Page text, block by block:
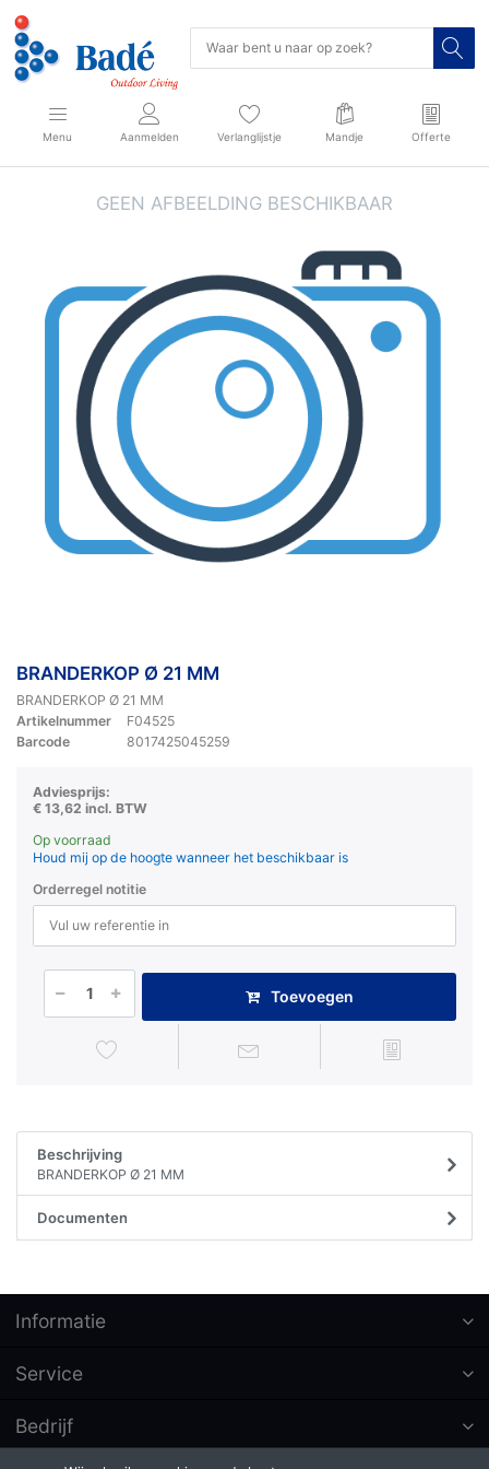
Menu Aanmelden Verlanglijstje Mandje Offerte
BRANDERKOP Ø 21 MM
BRANDERKOP Ø 21 MM
Artikelnummer
F04525
Barcode
8017425045259
Adviesprijs:
€ 13,62 incl. BTW
Op voorraad
Houd mij op de hoogte wanneer het beschikbaar is
Orderregel notitie
Toevoegen
Beschrijving
BRANDERKOP Ø 21 MM
Documenten
Informatie
Service
Bedrijf